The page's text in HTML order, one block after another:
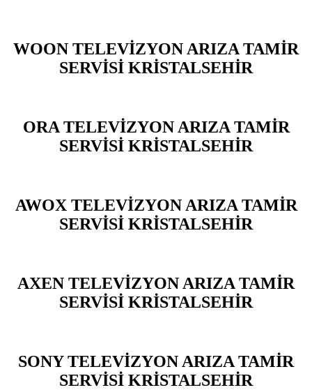
WOON TELEVİZYON ARIZA TAMİR
SERVİSİ KRİSTALSEHİR
ORA TELEVİZYON ARIZA TAMİR
SERVİSİ KRİSTALSEHİR
AWOX TELEVİZYON ARIZA TAMİR
SERVİSİ KRİSTALSEHİR
AXEN TELEVİZYON ARIZA TAMİR
SERVİSİ KRİSTALSEHİR
SONY TELEVİZYON ARIZA TAMİR
SERVİSİ KRİSTALSEHİR